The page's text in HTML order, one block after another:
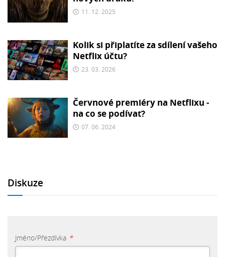
11. 12. 2025
Kolik si připlatíte za sdílení vašeho
Netflix účtu?
23. 03. 2026
Červnové premiéry na Netflixu -
na co se podívat?
07. 06. 2024
Diskuze
Jméno/Přezdívka *